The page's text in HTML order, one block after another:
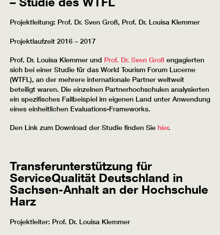
Projektleitung: Prof. Dr. Sven Groß, Prof. Dr. Louisa Klemmer
Projektlaufzeit 2016 – 2017
Prof. Dr. Louisa Klemmer und Prof. Dr. Sven Groß engagierten
sich bei einer Studie für das World Tourism Forum Lucerne
(WTFL), an der mehrere internationale Partner weltweit
beteiligt waren. Die einzelnen Partnerhochschulen analysierten
ein spezifisches Fallbeispiel im eigenen Land unter Anwendung
eines einheitlichen Evaluations-Frameworks.
Den Link zum Download der Studie finden Sie hier.
Transferunterstützung für
ServiceQualität Deutschland in
Sachsen-Anhalt an der Hochschule
Harz
Projektleiter: Prof. Dr. Louisa Klemmer